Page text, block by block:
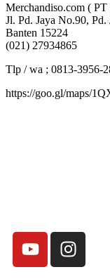
Merchandiso.com (
Jl. Pd. Jaya No.90, Pd.
Banten 15224
(021) 27934865
Tlp / wa ; 0813-3956-
https://goo.gl/maps/